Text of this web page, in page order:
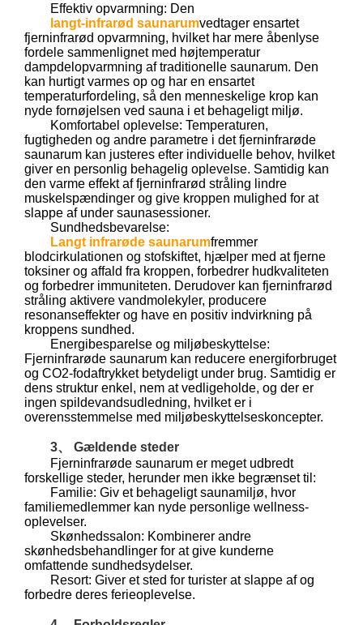
Effektiv opvarmning: Den
langt-infrarød saunarumvedtager ensartet
fjerninfrarød opvarmning, hvilket har mere åbenlyse
fordele sammenlignet med højtemperatur
dampdelopvarmning af traditionelle saunarum. Den
kan hurtigt varmes op og har en ensartet
temperaturfordeling, så den menneskelige krop kan
nyde fornøjelsen ved sauna i et behageligt miljø.
Komfortabel oplevelse: Temperaturen,
fugtigheden og andre parametre i det fjerninfrarøde
saunarum kan justeres efter individuelle behov, hvilket
giver en personlig behagelig oplevelse. Samtidig kan
den varme effekt af fjerninfrarød stråling lindre
muskelspændinger og give kroppen mulighed for at
slappe af under saunasessioner.
Sundhedsbevarelse:
Langt infrarøde saunarumfremmer
blodcirkulationen og stofskiftet, hjælper med at fjerne
toksiner og affald fra kroppen, forbedrer hudkvaliteten
og forbedrer immuniteten. Derudover kan fjerninfrarød
stråling aktivere vandmolekyler, producere
resonanseffekter og have en positiv indvirkning på
kroppens sundhed.
Energibesparelse og miljøbeskyttelse:
Fjerninfrarøde saunarum kan reducere energiforbruget
og CO2-fodaftrykket betydeligt under brug. Samtidig er
dens struktur enkel, nem at vedligeholde, og der er
ingen spildevandsudledning, hvilket er i
overensstemmelse med miljøbeskyttelseskoncepter.
3、 Gældende steder
Fjerninfrarøde saunarum er meget udbredt
forskellige steder, herunder men ikke begrænset til:
Familie: Giv et behageligt saunamiljø, hvor
familiemedlemmer kan nyde personlige wellness-
oplevelser.
Skønhedssalon: Kombinerer andre
skønhedsbehandlinger for at give kunderne
omfattende sundhedsydelser.
Resort: Giver et sted for turister at slappe af og
forbedre deres ferieoplevelse.